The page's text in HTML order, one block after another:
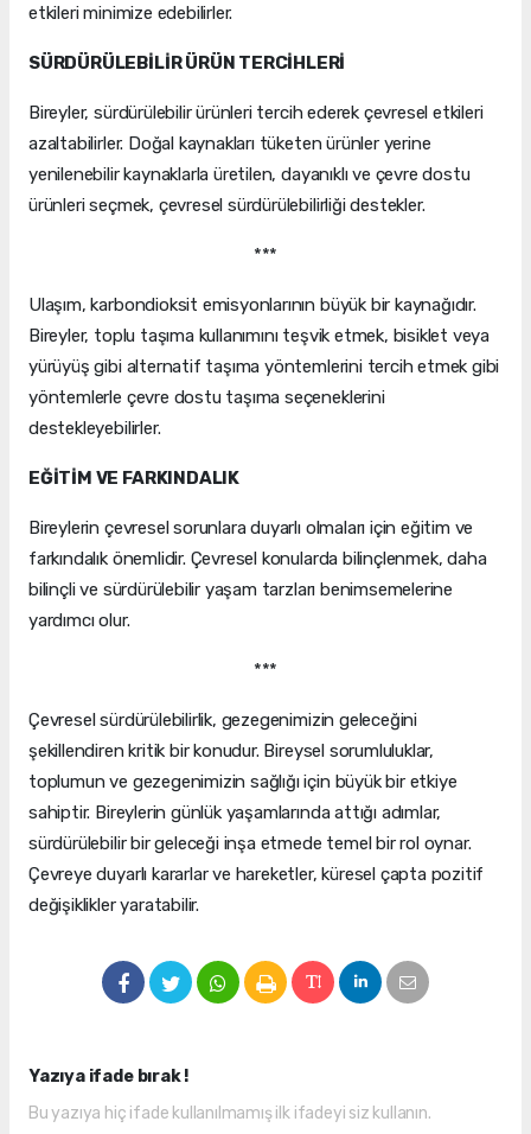
etkileri minimize edebilirler.
SÜRDÜRÜLEBİLİR ÜRÜN TERCİHLERİ
Bireyler, sürdürülebilir ürünleri tercih ederek çevresel etkileri
azaltabilirler. Doğal kaynakları tüketen ürünler yerine
yenilenebilir kaynaklarla üretilen, dayanıklı ve çevre dostu
ürünleri seçmek, çevresel sürdürülebilirliği destekler.
***
Ulaşım, karbondioksit emisyonlarının büyük bir kaynağıdır.
Bireyler, toplu taşıma kullanımını teşvik etmek, bisiklet veya
yürüyüş gibi alternatif taşıma yöntemlerini tercih etmek gibi
yöntemlerle çevre dostu taşıma seçeneklerini
destekleyebilirler.
EĞİTİM VE FARKINDALIK
Bireylerin çevresel sorunlara duyarlı olmaları için eğitim ve
farkındalık önemlidir. Çevresel konularda bilinçlenmek, daha
bilinçli ve sürdürülebilir yaşam tarzları benimsemelerine
yardımcı olur.
***
Çevresel sürdürülebilirlik, gezegenimizin geleceğini
şekillendiren kritik bir konudur. Bireysel sorumluluklar,
toplumun ve gezegenimizin sağlığı için büyük bir etkiye
sahiptir. Bireylerin günlük yaşamlarında attığı adımlar,
sürdürülebilir bir geleceği inşa etmede temel bir rol oynar.
Çevreye duyarlı kararlar ve hareketler, küresel çapta pozitif
değişiklikler yaratabilir.
Yazıya ifade bırak !
Bu yazıya hiç ifade kullanılmamış ilk ifadeyi siz kullanın.